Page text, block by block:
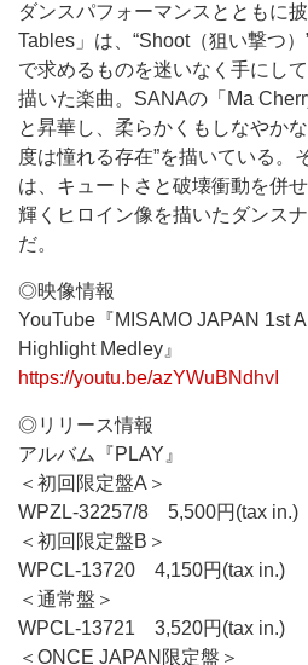
ダンスパフォーマンスとともに
Tables」は、“Shoot（狙い撃つ
で求めるものを迷いなく手にし
描いた楽曲。SANAの「Ma
と昇華し、柔らかくもしなやか
度は憧れる存在”を描いている。
は、キュートさと破壊衝動を併
輝くヒロイン像を描いたダンス
だ。
◎映像情報
YouTube『MISAMO JAPAN 1st
Highlight Medley』
https://youtu.be/azYWuBNdhvI
◎リリース情報
アルバム『PLAY』
＜初回限定盤A＞
WPZL-32257/8 5,500円(tax in.)
＜初回限定盤B＞
WPCL-13720 4,150円(tax in.)
＜通常盤＞
WPCL-13721 3,520円(tax in.)
＜ONCE JAPAN限定盤＞